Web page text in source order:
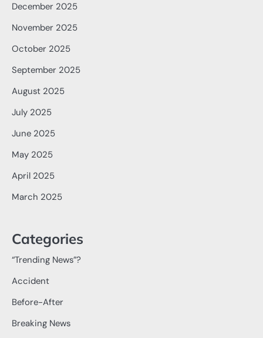
December 2025
November 2025
October 2025
September 2025
August 2025
July 2025
June 2025
May 2025
April 2025
March 2025
Categories
“Trending News”?
Accident
Before-After
Breaking News